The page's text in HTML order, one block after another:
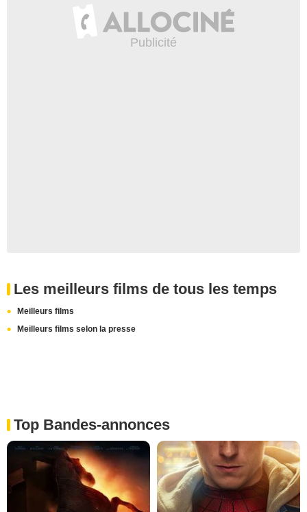
Les meilleurs films de tous les temps
Meilleurs films
Meilleurs films selon la presse
Top Bandes-annonces